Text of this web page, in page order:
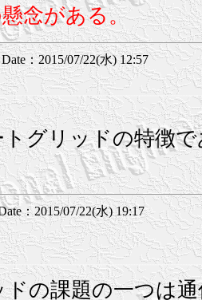
念がある。
：2015/07/22(水) 12:57
グリッドの特徴
：2015/07/22(水) 19:17
の課題の一つは